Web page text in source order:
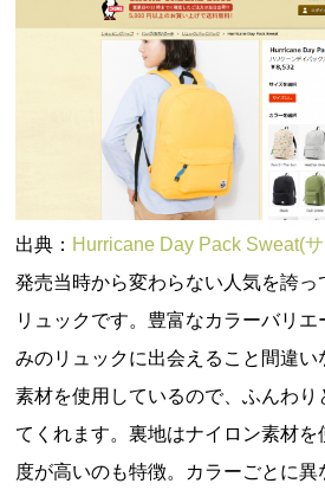
出典： Hurricane Day Pack Sweat(
発売当時から変わらない人気を誇
リュックです。豊富なカラーバリ
みのリュックに出会えること間違い
素材を使用しているので、ふんわり
てくれます。裏地はナイロン素材を
度が高いのも特徴。カラーごとに